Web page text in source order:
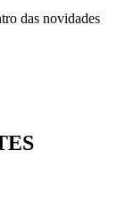
das novidades